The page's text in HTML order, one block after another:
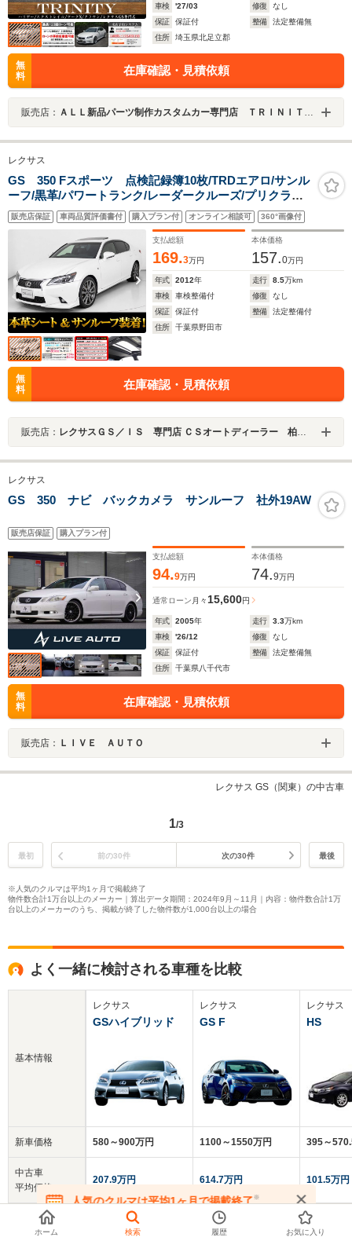
車検
'27/03 修復
なし
保証
保証付 整備
法定整備無
住所
埼玉県北足立郡
無
料
在庫確認・見積依頼
販売店： ＡＬＬ新品パーツ制作カスタムカー専門店 ＴＲＩＮＩＴＹ埼玉店 ハリアー／エクストレイル／マークＸ／クラウン／カムリ専門店
レクサス
GS 350 Fスポーツ 点検記録簿10枚/TRDエアロ/サンル
ーフ/黒革/パワートランク/レーダークルーズ/プリクラッ
シュ/クリアランスソナー/HUD/エアシート/シートヒータ
ー/シートメモリー/LEDヘッドライト/HDDマルチナ
ビ/Bluetooth/フルセグ
販売店保証 車両品質評価書付 購入プラン付 オンライン相談可 360°画像付
支払総額
169.3万円
本体価格
157.0万円
年式 2012年 走行 8.5万km
車検
車検整備付 修復
なし
保証
保証付 整備
法定整備付
住所
千葉県野田市
無
料
在庫確認・見積依頼
販売店： レクサスＧＳ／ＩＳ 専門店 ＣＳオートディーラー 柏インター店 中古車専門店
レクサス
GS 350 ナビ バックカメラ サンルーフ 社外19AW
販売店保証 購入プラン付
支払総額
94.9万円
本体価格
74.9万円
通常ローン 月々15,600円
年式 2005年 走行 3.3万km
車検
'26/12 修復
なし
保証
保証付 整備
法定整備無
住所
千葉県八千代市
無
料
在庫確認・見積依頼
販売店： ＬＩＶＥ ＡＵＴＯ
レクサス GS（関東）の中古車
1/3
最初 前の30件 次の30件 最後
※人気のクルマは平均1ヶ月で掲載終了
物件数合計1万台以上のメーカー｜算出データ期間：2024年9月～11月｜内容：物件数合計1万
台以上のメーカーのうち、掲載が終了した物件数が1,000台以上の場合
よく一緒に検討される車種を比較
基本情報
新車価格
中古車
平均価格
クチコミ
総合評価
レクサス
GSハイブリッド
580～900万円
207.9万円
レクサス
GS F
1100～1550万円
614.7万円
4.8
レクサス
HS
395～
101.5万円
3.9
人気のクルマは平均1ヶ月で掲載終了※
在庫が無くなる前にお問い合わせください
ホーム 検索 履歴 お気に入り